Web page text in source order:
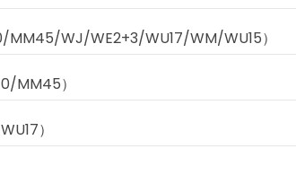
WJ/WE2+3/WU17/WM/WU15）
MM45）
）